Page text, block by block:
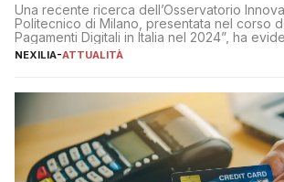
Una recente ricerca dell’Osservatorio
Politecnico di Milano, presentata nel corso
Pagamenti Digitali in Italia nel 2024”, ha
definitivi del primo semestre 2024
NEXILIA-ATTUALITÀ